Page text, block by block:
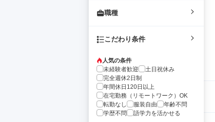
職種
こだわり条件
人気の条件
未経験者歓迎
土日祝休み
完全週休2日制
年間休日120日以上
在宅勤務（リモートワーク）OK
転勤なし
服装自由
年齢不問
学歴不問
語学力を活かせる